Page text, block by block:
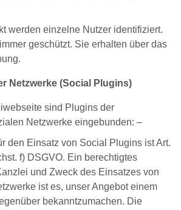
werden einzelne Nutzer identifiziert.
geschützt. Sie erhalten über das
Netzwerke (Social Plugins)
sind Plugins der
Netzwerke eingebunden: –
den Einsatz von Social Plugins ist Art.
f) DSGVO. Ein berechtigtes
und Zweck des Einsatzes von
ist es, unser Angebot einem
bekanntzumachen. Die